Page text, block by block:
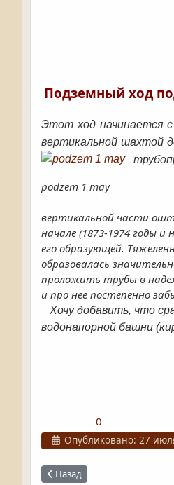
Подземный ход
Этот ход начинается
вертикальной шахтой
podzem 1 may
вертикальной части
начале (1873-1974 годы
его образующей.
образовалась
проложить трубы в
и про нее постепенно
Хочу добавить, что
водонапорной башни
0
Информация о
Опубликовано: 27
Предыдущий: ГОРОДСКИЕ
Назад